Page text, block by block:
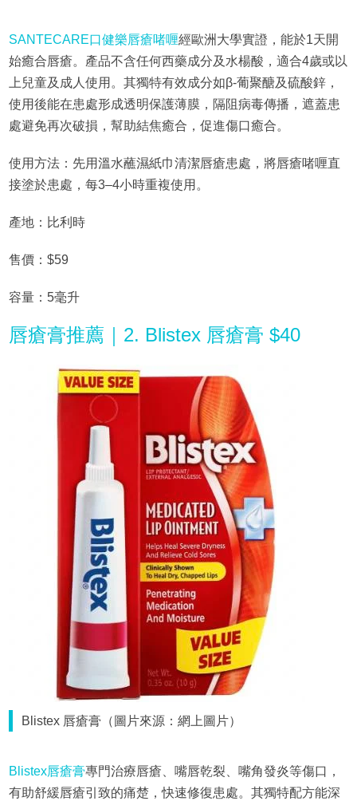
SANTECARE口健樂唇瘡啫喱經歐洲大學實證，能於1天開
始癒合唇瘡。產品不含任何西藥成分及水楊酸，適合4歲或以
上兒童及成人使用。其獨特有效成分如β-葡聚醣及硫酸鋅，
使用後能在患處形成透明保護薄膜，隔阻病毒傳播，遮蓋患
處避免再次破損，幫助結焦癒合，促進傷口癒合。
使用方法：先用溫水蘸濕紙巾清潔唇瘡患處，將唇瘡啫喱直
接塗於患處，每3–4小時重複使用。
產地：比利時
售價：$59
容量：5毫升
唇瘡膏推薦｜2. Blistex 唇瘡膏 $40
Blistex 唇瘡膏（圖片來源：網上圖片）
Blistex唇瘡膏專門治療唇瘡、嘴唇乾裂、嘴角發炎等傷口，
有助舒緩唇瘡引致的痛楚，快速修復患處。其獨特配方能深